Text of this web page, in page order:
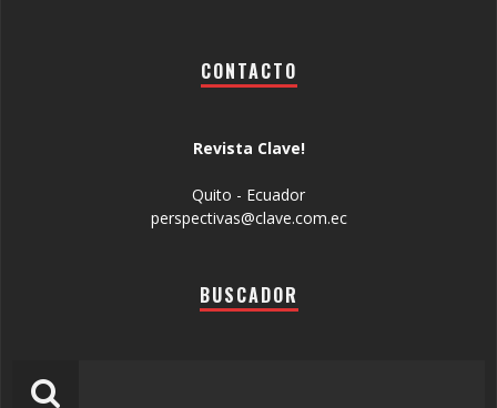
CONTACTO
Revista Clave!
Quito - Ecuador
perspectivas@clave.com.ec
BUSCADOR